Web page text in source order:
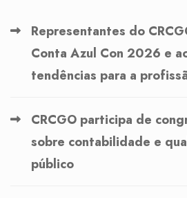
Representantes do
Conta Azul Con 2026 e
tendências para a
CRCGO participa de
sobre contabilidade e
público